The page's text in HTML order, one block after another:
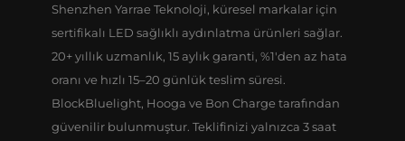
Shenzhen Yarrae Teknoloji, küresel markalar için
sertifikalı LED sağlıklı aydınlatma ürünleri sağlar.
20+ yıllık uzmanlık, 15 aylık garanti, %1'den az hata
oranı ve hızlı 15–20 günlük teslim süresi.
BlockBluelight, Hooga ve Bon Charge tarafından
güvenilir bulunmuştur. Teklifinizi yalnızca 3 saat